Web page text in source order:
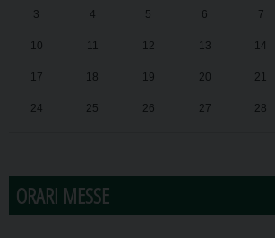
3 4 5 6 7
10 11 12 13 14
17 18 19 20 21
24 25 26 27 28
ORARI MESSE